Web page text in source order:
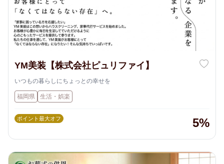
YM美装【株式会社ピュリファイ】
いつもの暮らしにちょっとの幸せを
福岡県 生活・娯楽
ポイント最大オフ 5%